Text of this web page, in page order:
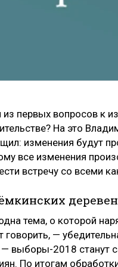
первых вопросов к
На это
изменения будут
все изменения
встречу со всеми
тема, о которой
говорить, —
— выборы-2018 станут
По итогам